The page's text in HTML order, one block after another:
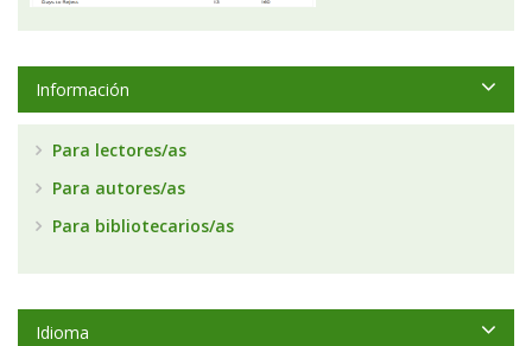
Información
Para lectores/as
Para autores/as
Para bibliotecarios/as
Idioma